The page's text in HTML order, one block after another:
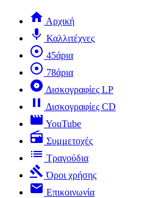
home Αρχική
mic Καλλιτέχνες
adjust 45άρια
adjust 78άρια
album Δισκογραφίες LP
pause Δισκογραφίες CD
movie YouTube
radio Συμμετοχές
list Τραγούδια
gavel Όροι χρήσης
mail Επικοινωνία